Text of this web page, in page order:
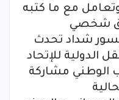
مع ما كتبه
شخصي
شداد تحدث
الدولية للإتحاد
الوطني مشاركة